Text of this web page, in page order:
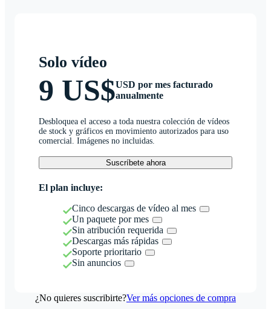
Solo vídeo
9 US$USD por mes facturado
anualmente
Desbloquea el acceso a toda nuestra colección de vídeos
de stock y gráficos en movimiento autorizados para uso
comercial. Imágenes no incluidas.
Suscríbete ahora
El plan incluye:
Cinco descargas de vídeo al mes
Un paquete por mes
Sin atribución requerida
Descargas más rápidas
Soporte prioritario
Sin anuncios
¿No quieres suscribirte?Ver más opciones de compra